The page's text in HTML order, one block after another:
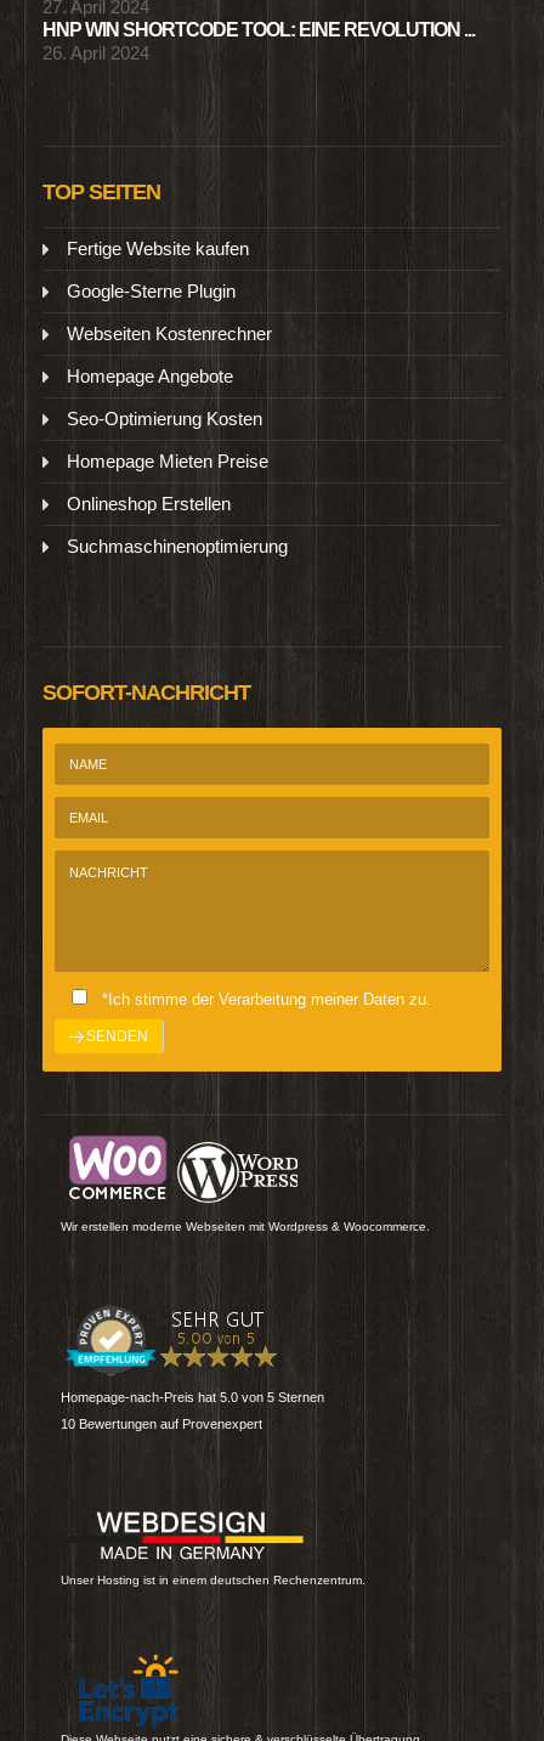
27. April 2024
HNP WIN SHORTCODE TOOL: EINE REVOLUTION ...
26. April 2024
TOP SEITEN
Fertige Website kaufen
Google-Sterne Plugin
Webseiten Kostenrechner
Homepage Angebote
Seo-Optimierung Kosten
Homepage Mieten Preise
Onlineshop Erstellen
Suchmaschinenoptimierung
SOFORT-NACHRICHT
*Ich stimme der Verarbeitung meiner Daten zu.
Wir erstellen moderne Webseiten mit Wordpress & Woocommerce.
Homepage-nach-Preis hat 5.0 von 5 Sternen
10 Bewertungen auf Provenexpert
Unser Hosting ist in einem deutschen Rechenzentrum.